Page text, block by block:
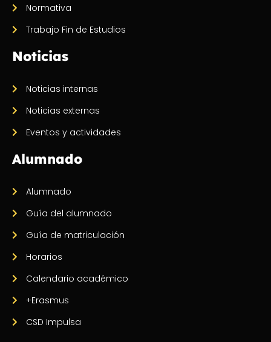
Normativa
Trabajo Fin de Estudios
Noticias
Noticias internas
Noticias externas
Eventos y actividades
Alumnado
Alumnado
Guía del alumnado
Guía de matriculación
Horarios
Calendario académico
+Erasmus
CSD Impulsa